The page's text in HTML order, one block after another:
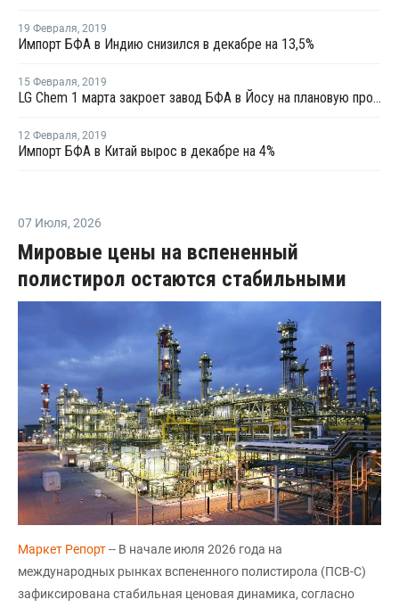
19 Февраля, 2019
Импорт БФА в Индию снизился в декабре на 13,5%
15 Февраля, 2019
LG Chem 1 марта закроет завод БФА в Йосу на плановую профилактику
12 Февраля, 2019
Импорт БФА в Китай вырос в декабре на 4%
07 Июля, 2026
Мировые цены на вспененный
полистирол остаются стабильными
Маркет Репорт-- В начале июля 2026 года на
международных рынках вспененного полистирола (ПСВ-С)
зафиксирована стабильная ценовая динамика, согласно